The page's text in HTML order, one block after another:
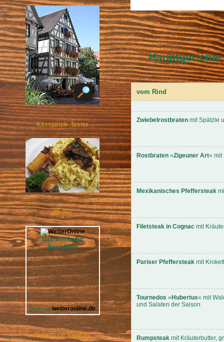
Kässpätzle-Tester
Wetter
Das Wetter für
Besigheim
Mehr aufwetteronline.de
Glutenfreie Rezepte
Hauptgerichte
vom Rind
Zwiebelrostbraten mit Spätzle
Rostbraten »Zigeuner Art« mit
Mexikanisches Pfeffersteak
Filetsteak in Cognac mit
Pariser Pfeffersteak mit
Tournedos »Hubertus« mit
und Salaten der Saison
Rumpsteak mit Kräuterbutter,